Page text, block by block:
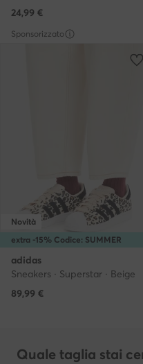
24,99 €
Sponsorizzato
extra -15% Codice: SUMMER
Novità
adidas
Sneakers · Superstar · Beige
89,99 €
Quale taglia stai